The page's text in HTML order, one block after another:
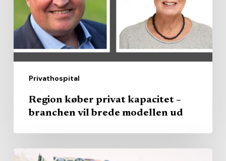
Privathospital
branchen
brede
modellen
Region køber privat kapacitet –
branchen vil brede modellen ud
AI